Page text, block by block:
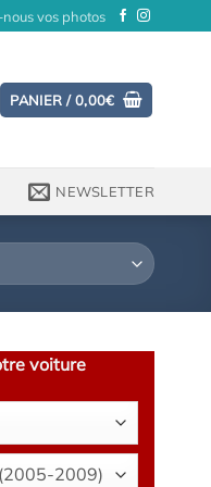
vos photos
PANIER /0,00€
NEWSLETTER
voiture